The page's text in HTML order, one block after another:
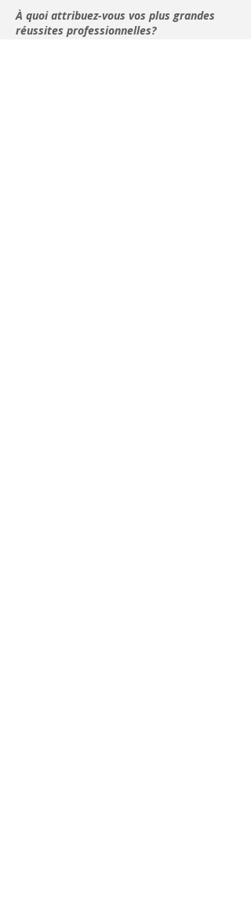
À quoi attribuez-vous vos plus grandes
réussites professionnelles?